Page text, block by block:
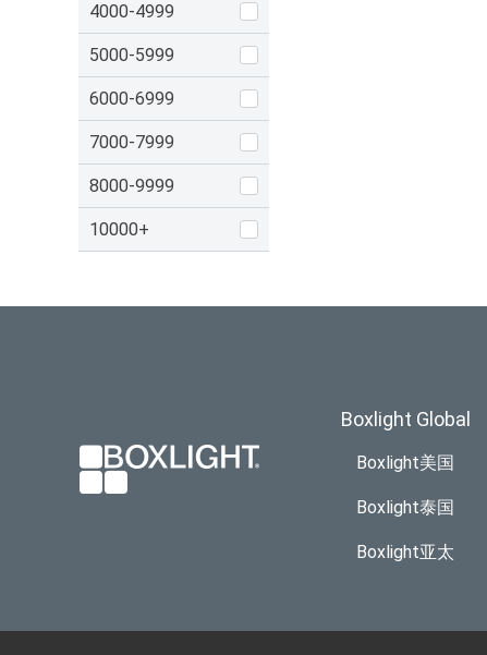
4000-4999
5000-5999
6000-6999
7000-7999
8000-9999
10000+
Boxlight Global
Boxlight美国
Boxlight泰国
Boxlight亚太